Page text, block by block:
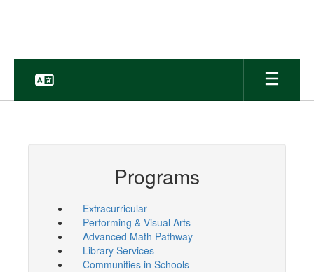
Programs
Extracurricular
Performing & Visual Arts
Advanced Math Pathway
Library Services
Communities in Schools